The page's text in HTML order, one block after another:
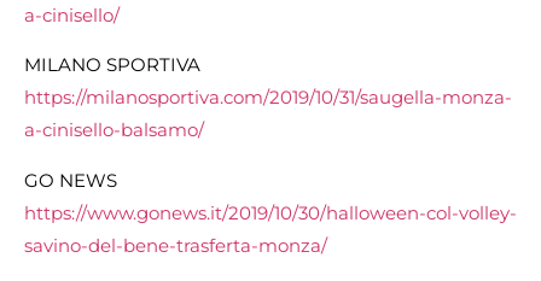
a-cinisello/
MILANO SPORTIVA
https://milanosportiva.com/2019/10/31/saugella-monza-
a-cinisello-balsamo/
GO NEWS
https://www.gonews.it/2019/10/30/halloween-col-volley-
savino-del-bene-trasferta-monza/